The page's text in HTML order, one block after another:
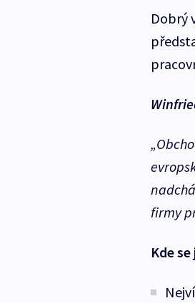
Dobrý
firmy
Kde